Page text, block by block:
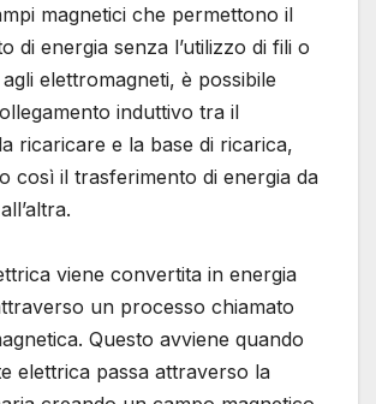
magnetici che permettono il
di energia senza l’utilizzo di fili o
elettromagneti, è possibile
induttivo tra il
ricaricare e la base di ricarica,
così il trasferimento di energia da
viene convertita in energia
un processo chiamato
Questo avviene quando
elettrica passa attraverso la